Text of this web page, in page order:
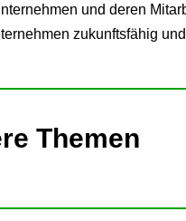
und deren
zukunftsfähig
Themen